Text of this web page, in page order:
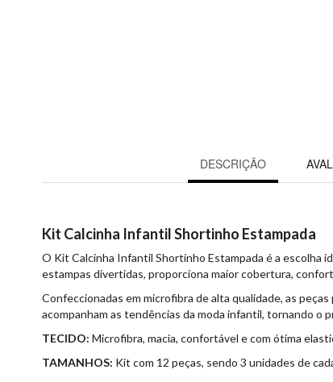
DESCRIÇÃO
Kit Calcinha Infantil Shortinho Estampada
O Kit Calcinha Infantil Shortinho Estampada é a escolha
estampas divertidas, proporciona maior cobertura,
Confeccionadas em microfibra de alta qualidade, as
acompanham as tendências da moda infantil, tornando o
TECIDO: Microfibra, macia, confortável e com ótima
TAMANHOS: Kit com 12 peças, sendo 3 unidades de